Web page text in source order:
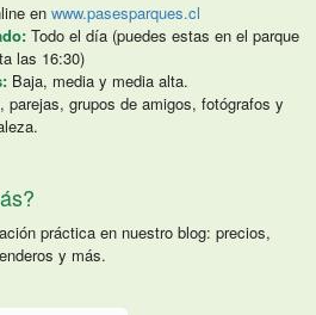
en www.pasesparques.cl
Todo el día (puedes estas en el parque
las 16:30)
Baja, media y media alta.
parejas, grupos de amigos, fotógrafos y
práctica en nuestro blog: precios,
y más.